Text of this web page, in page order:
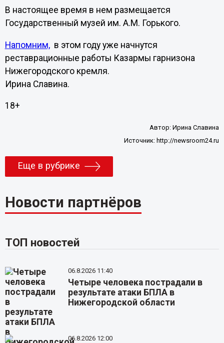
В настоящее время в нем размещается
Государственный музей им. А.М. Горького.
Напомним,в этом году уже начнутся
реставрационные работы Казармы гарнизона
Нижегородского кремля.
Ирина Славина.
18+
Автор:Ирина Славина
Источник: http://newsroom24.ru
Еще в рубрике
Новости партнёров
ТОП новостей
06.8.2026 11:40
Четыре человека пострадали в
результате атаки БПЛА в
Нижегородской области
06.8.2026 12:00